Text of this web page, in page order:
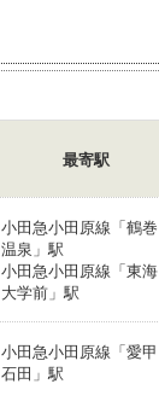
最寄駅
小田急小田原線「鶴巻
温泉」駅
小田急小田原線「東海
大学前」駅
小田急小田原線「愛甲
石田」駅